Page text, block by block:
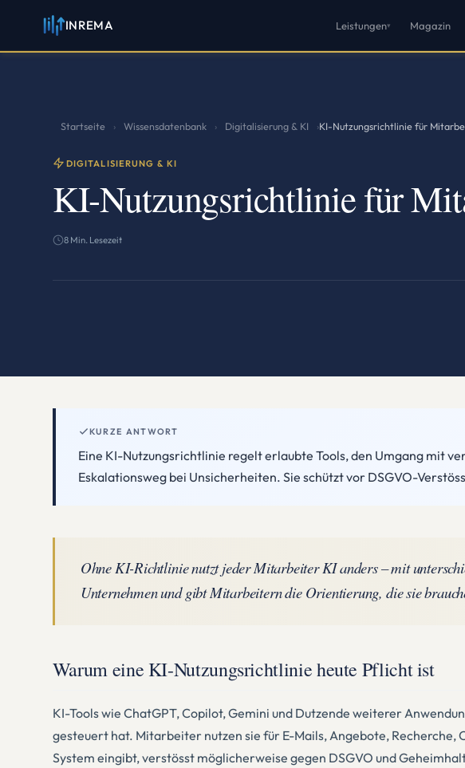
INREMA Leistungen▾ Magazin
Startseite › Wissensdatenbank › Digitalisierung & KI ›KI-Nutzungsrichtlinie für
DIGITALISIERUNG & KI
KI-Nutzungsrichtlinie für
8 Min. Lesezeit
KURZE ANTWORT
Eine KI-Nutzungsrichtlinie regelt erlaubte Tools, den Umgang mit
Eskalationsweg bei Unsicherheiten. Sie schützt vor DSGVO-
Ohne KI-Richtlinie nutzt jeder Mitarbeiter KI anders – mit
Unternehmen und gibt Mitarbeitern die Orientierung, die sie
Warum eine KI-Nutzungsrichtlinie heute Pflicht ist
KI-Tools wie ChatGPT, Copilot, Gemini und Dutzende weiterer
gesteuert hat. Mitarbeiter nutzen sie für E-Mails, Angebote,
System eingibt, verstösst möglicherweise gegen DSGVO und